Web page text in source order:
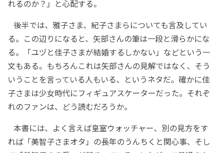
れるのか？」と心配する。
後半では、雅子さま、紀子さまらについても言及してい
る。この辺りになると、矢部さんの筆は一段と滑らかにな
る。「ユヅと佳子さまが結婚するしかない」などという一
文もある。もちろんこれは矢部さんの見解ではなく、そう
いうことを言っている人もいる、というネタだ。確かに佳
子さまは少女時代にフィギュアスケーターだった。それぞ
れのファンは、どう読むだろうか。
本書には、よく言えば皇室ウォッチャー、別の見方をす
れば「美智子さまオタ」の長年のうんちくと関心事、そし